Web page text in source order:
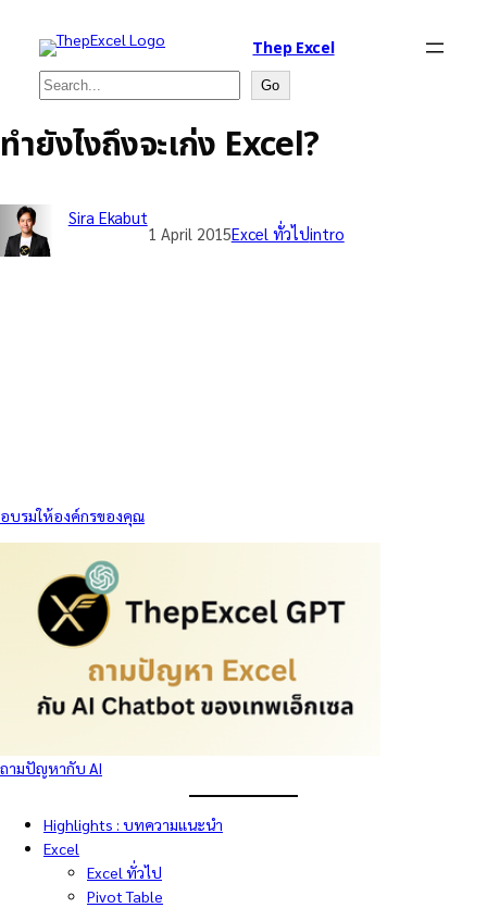
Thep Excel
Search Go
ทำยังไงถึงจะเก่ง Excel?
Sira Ekabut
1 April 2015Excel ทั่วไปintro
อบรมให้องค์กรของคุณ
ถามปัญหากับ AI
Highlights : บทความแนะนำ
Excel
Excel ทั่วไป
Pivot Table